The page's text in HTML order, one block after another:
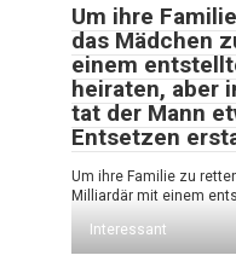
Um ihre
das Mädchen
einem
heiraten, aber
tat der Mann
Entsetzen
Um ihre Familie zu
Milliardär mit einem
Interessant